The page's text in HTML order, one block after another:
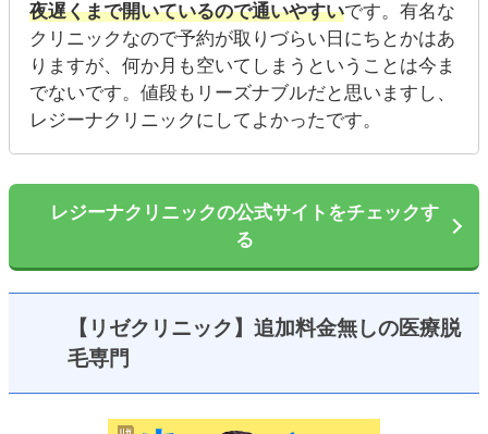
夜遅くまで開いているので通いやすいです。有名な
クリニックなので予約が取りづらい日にちとかはあ
りますが、何か月も空いてしまうということは今ま
でないです。値段もリーズナブルだと思いますし、
レジーナクリニックにしてよかったです。
レジーナクリニックの公式サイトをチェックす
る
【リゼクリニック】追加料金無しの医療脱
毛専門